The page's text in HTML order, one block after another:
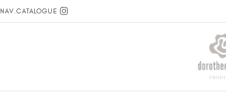
NAV.CATALOGUE